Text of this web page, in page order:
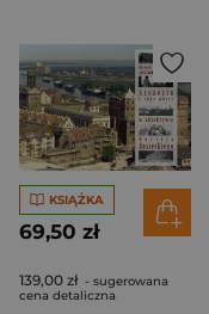
KSIĄŻKA
69,50 zł
139,00 zł - sugerowana
cena detaliczna